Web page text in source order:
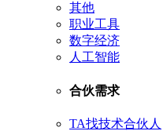
其他
职业工具
数字经济
人工智能
合伙需求
TA找技术合伙人